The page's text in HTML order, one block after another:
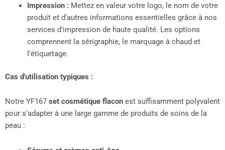
Impression :Mettez en valeur votre logo, le nom de votre
produit et d'autres informations essentielles grâce à nos
services d'impression de haute qualité. Les options
comprennent la sérigraphie, le marquage à chaud et
l'étiquetage.
Cas d'utilisation typiques :
Notre YF167 set cosmétique flacon est suffisamment polyvalent
pour s'adapter à une large gamme de produits de soins de la
peau :